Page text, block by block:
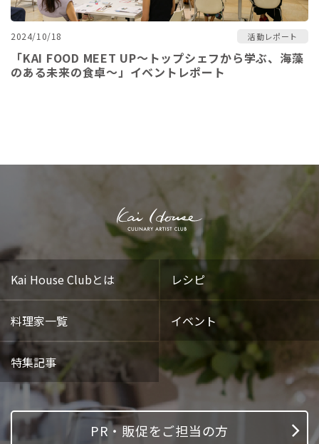
2024/10/18 活動レポート
「KAI FOOD MEET UP～トップシェフから学ぶ、海藻
のある未来の食卓～」イベントレポート
Kai House Clubとは レシピ
料理家一覧 イベント
特集記事
PR・販促をご担当の方